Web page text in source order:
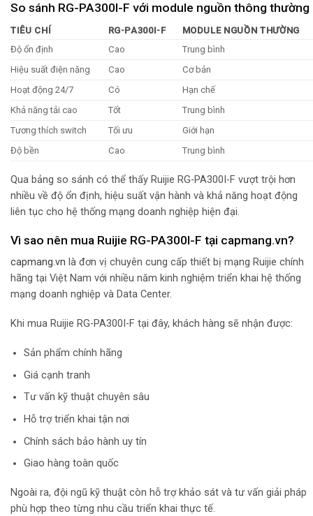
So sánh RG-PA300I-F với module nguồn thông thường
TIÊU CHÍ RG-PA300I-F
MODULE NGUỒN THƯỜNG
Độ ổn định
Cao
Trung bình
Hiệu suất điện năng
Cao
Cơ bản
Hoạt động 24/7
Có
Hạn chế
Khả năng tải cao
Tốt
Trung bình
Tương thích switch
Tối ưu
Giới hạn
Độ bền
Cao Trung bình
Qua bảng so sánh có thể thấy Ruijie RG-PA300I-F vượt trội hơn
nhiều về độ ổn định, hiệu suất vận hành và khả năng hoạt động
liên tục cho hệ thống mạng doanh nghiệp hiện đại.
Vì sao nên mua Ruijie RG-PA300I-F tại capmang.vn?
capmang.vn là đơn vị chuyên cung cấp thiết bị mạng Ruijie chính
hãng tại Việt Nam với nhiều năm kinh nghiệm triển khai hệ thống
mạng doanh nghiệp và Data Center.
Khi mua Ruijie RG-PA300I-F tại đây, khách hàng sẽ nhận được:
Sản phẩm chính hãng
Giá cạnh tranh
Tư vấn kỹ thuật chuyên sâu
Hỗ trợ triển khai tận nơi
Chính sách bảo hành uy tín
Giao hàng toàn quốc
Ngoài ra, đội ngũ kỹ thuật còn hỗ trợ khảo sát và tư vấn giải pháp
phù hợp theo từng nhu cầu triển khai thực tế.